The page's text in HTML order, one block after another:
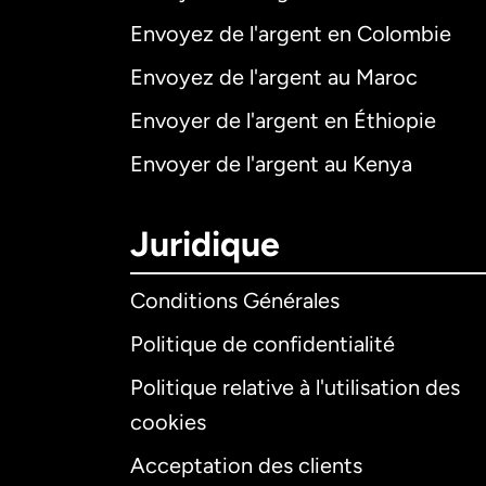
Envoyez de l'argent en Colombie
Envoyez de l'argent au Maroc
Envoyer de l'argent en Éthiopie
Envoyer de l'argent au Kenya
Juridique
Conditions Générales
Politique de confidentialité
Politique relative à l'utilisation des
cookies
Acceptation des clients